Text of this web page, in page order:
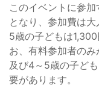
このイベントに参
となり、参加費は
5歳の子どもは
お、有料参加者の
及び4～5歳の子ど
要があります。